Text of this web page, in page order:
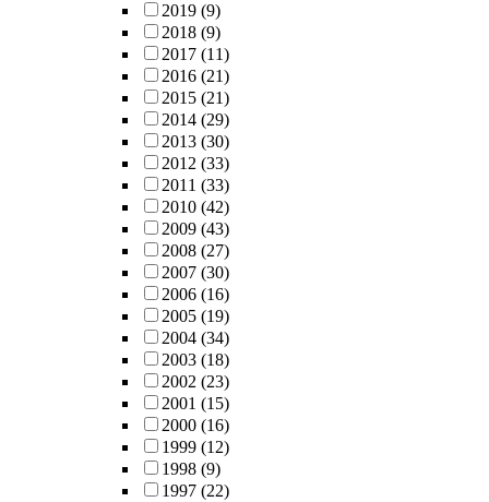
2019 (9)
2018 (9)
2017 (11)
2016 (21)
2015 (21)
2014 (29)
2013 (30)
2012 (33)
2011 (33)
2010 (42)
2009 (43)
2008 (27)
2007 (30)
2006 (16)
2005 (19)
2004 (34)
2003 (18)
2002 (23)
2001 (15)
2000 (16)
1999 (12)
1998 (9)
1997 (22)